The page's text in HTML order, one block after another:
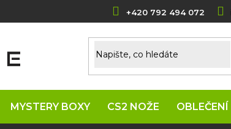
+420 792 494 072
MYSTERY BOXY CS2 NOŽE OBLEČENÍ